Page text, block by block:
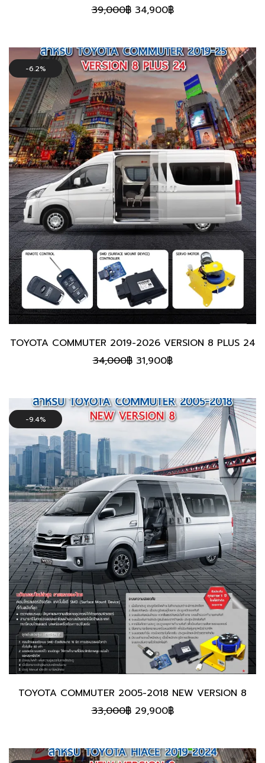
39,000฿ Original
39,000฿.
34,900฿Current
34,900฿.
6.2%
TOYOTA COMMUTER 2019-2026 VERSION 8 PLUS 24
34,000฿ Original
34,000฿.
31,900฿Current
31,900฿.
9.4%
TOYOTA COMMUTER 2005-2018 NEW VERSION 8
33,000฿ Original
33,000฿.
29,900฿Current
29,900฿.